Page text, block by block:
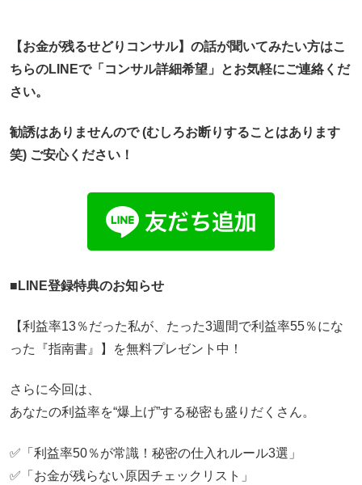
【お金が残るせどりコンサル】 の話が聞いてみたい方はこ
ちらのLINEで「コンサル詳細希望」
とお気軽にご連絡くだ
さい。
勧誘はありませんので (むしろお断りすることはあります
笑) ご安心ください！
■LINE登録特典のお知らせ
【利益率13％だった私が、たった3週間で利益率55％にな
った『指南書』】を無料プレゼント中！
さらに今回は、
あなたの利益率を“爆上げ”する秘密も盛りだくさん。
✅「利益率50％が常識！秘密の仕入れルール3選」
✅「お金が残らない原因チェックリスト」